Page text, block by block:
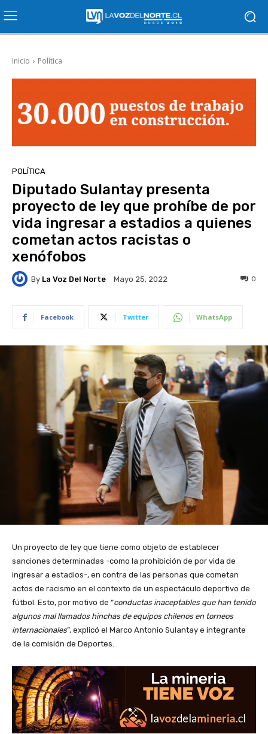
Inicio Política
POLÍTICA
Diputado Sulantay presenta
proyecto de ley que prohíbe de por
vida ingresar a estadios a quienes
cometan actos racistas o
xenófobos
By La Voz Del Norte Mayo 25, 2022 0
Facebook Twitter WhatsApp
Un proyecto de ley que tiene como objeto de establecer
sanciones determinadas -como la prohibición de por vida de
ingresar a estadios-, en contra de las personas que cometan
actos de racismo en el contexto de un espectáculo deportivo de
fútbol. Esto, por motivo de “conductas inaceptables que han tenido
algunos mal llamados hinchas de equipos chilenos en torneos
internacionales”, explicó el Marco Antonio Sulantay e integrante
de la comisión de Deportes.